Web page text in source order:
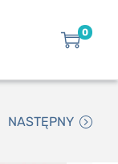
0
NASTĘPNY